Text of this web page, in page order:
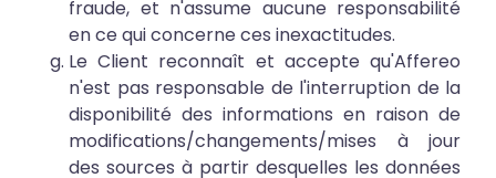
fraude, et n'assume aucune responsabilité
en ce qui concerne ces inexactitudes.
Le Client reconnaît et accepte qu'Affereo
n'est pas responsable de l'interruption de la
disponibilité des informations en raison de
modifications/changements/mises à jour
des sources à partir desquelles les données